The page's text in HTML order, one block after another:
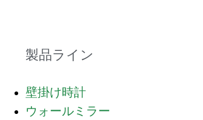
製品ライン
壁掛け時計
ウォールミラー